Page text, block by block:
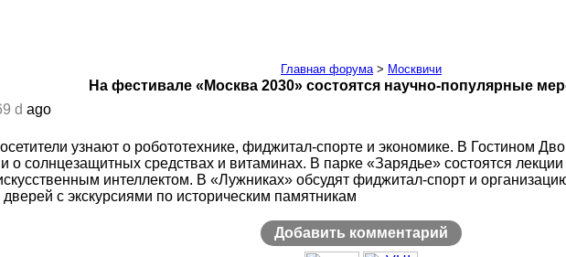
Главная форума> Москвичи
На фестивале «Москва 2030» состоятся научно-популярные
d ago
узнают о робототехнике, фиджитал-спорте и экономике. В Гостином
о солнцезащитных средствах и витаминах. В парке «Зарядье» состоятся
интеллектом. В «Лужниках» обсудят фиджитал-спорт и
с экскурсиями по историческим памятникам
Добавить комментарий